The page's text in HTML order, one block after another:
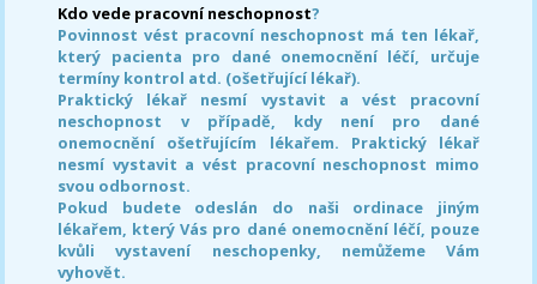
Kdo vede pracovní neschopnost?
Povinnost vést pracovní neschopnost má ten lékař,
který pacienta pro dané onemocnění léčí, určuje
termíny kontrol atd. (ošetřující lékař).
Praktický lékař nesmí vystavit a vést pracovní
neschopnost v případě, kdy není pro dané
onemocnění ošetřujícím lékařem. Praktický lékař
nesmí vystavit a vést pracovní neschopnost mimo
svou odbornost.
Pokud budete odeslán do naši ordinace jiným
lékařem, který Vás pro dané onemocnění léčí, pouze
kvůli vystavení neschopenky, nemůžeme Vám
vyhovět.